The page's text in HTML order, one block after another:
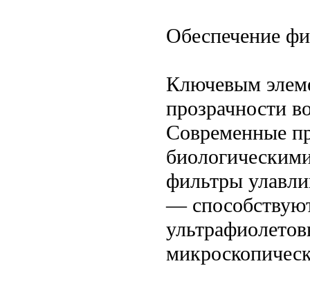
Обеспечение
Ключевым
прозрачности
Современные
фильтры
—